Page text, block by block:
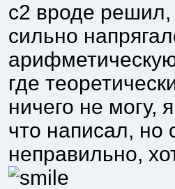
c2 вроде
сильно
где
ничего не могу,
что написал, но
неправильно,